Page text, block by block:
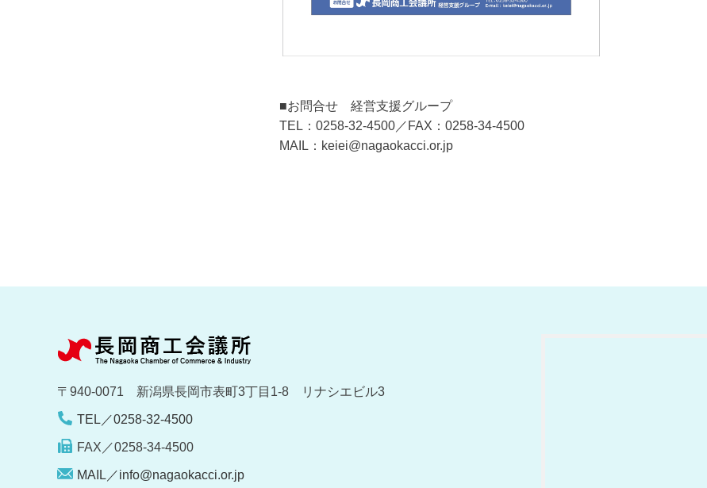
■お問合せ 経営支援グループ
TEL：0258-32-4500／FAX：0258-34-4500
MAIL：keiei@nagaokacci.or.jp
〒940-0071 新潟県長岡市表町3丁目1-8 リナシエビル3
TEL／0258-32-4500
FAX／0258-34-4500
MAIL／info@nagaokacci.or.jp